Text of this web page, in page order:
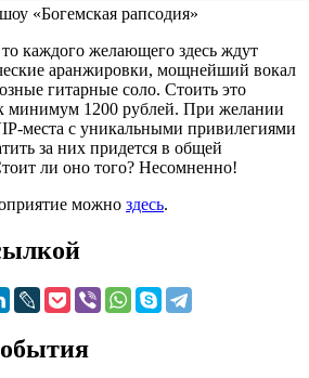
«Богемская рапсодия»
каждого желающего здесь ждут
аранжировки, мощнейший вокал
гитарные соло. Стоить это
минимум 1200 рублей. При желании
-места с уникальными привилегиями
за них придется в общей
ли оно того? Несомненно!
можно здесь.